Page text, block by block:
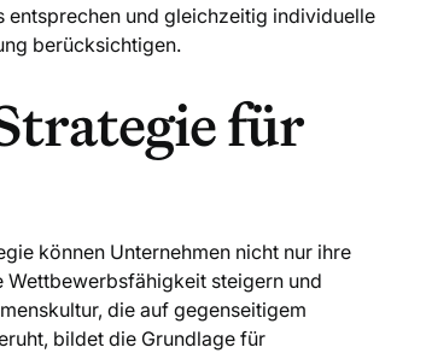
und gleichzeitig individuelle
berücksichtigen.
für
können Unternehmen nicht nur ihre
steigern und
die auf gegenseitigem
bildet die Grundlage für